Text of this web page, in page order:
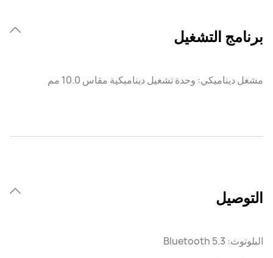
برنامج التشغيل
مشغل ديناميكي: وحدة تشغيل ديناميكية مقاس 10.0 مم
التوصيل
البلوتوث: Bluetooth 5.3